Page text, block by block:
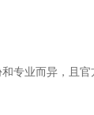
专业而异，且官